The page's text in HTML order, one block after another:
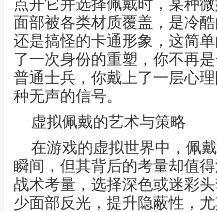
点开它并选择佩戴时，某种
面部被各类材质覆盖，是冷
还是搞怪的卡通形象，这简
了一次身份的重塑，你不再
普通士兵，你戴上了一层心
种无声的信号。
虚拟佩戴的艺术与策略
在游戏的虚拟世界中，佩
瞬间，但其背后的考量却值
战术考量，选择深色或迷彩
少面部反光，提升隐蔽性，